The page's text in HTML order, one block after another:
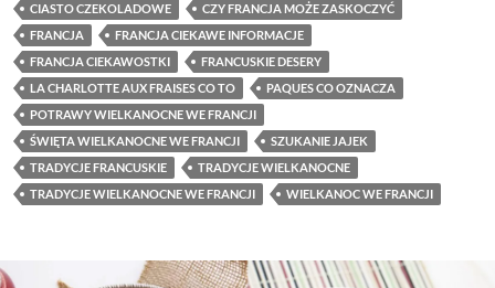
CIASTO CZEKOLADOWE
CZY FRANCJA MOŻE ZASKOCZYĆ
FRANCJA
FRANCJA CIEKAWE INFORMACJE
FRANCJA CIEKAWOSTKI
FRANCUSKIE DESERY
LA CHARLOTTE AUX FRAISES CO TO
PAQUES CO OZNACZA
POTRAWY WIELKANOCNE WE FRANCJI
ŚWIĘTA WIELKANOCNE WE FRANCJI
SZUKANIE JAJEK
TRADYCJE FRANCUSKIE
TRADYCJE WIELKANOCNE
TRADYCJE WIELKANOCNE WE FRANCJI
WIELKANOC WE FRANCJI